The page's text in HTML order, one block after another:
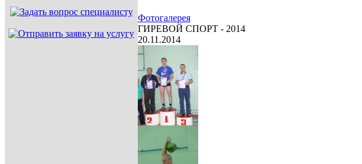
Фотогалерея
ГИРЕВОЙ СПОРТ - 2014
20.11.2014